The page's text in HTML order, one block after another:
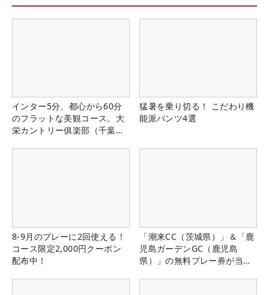
インター5分、都心から60分
のフラットな美観コース。大
栄カントリー俱楽部（千葉
猛暑を乗り切る！ こだわり機
能派パンツ4選
8-9月のプレーに2回使える！
コース限定2,000円クーポン
配布中！
「潮来CC（茨城県）」＆「鹿
児島ガーデンGC（鹿児島
県）」の無料プレー券が当た